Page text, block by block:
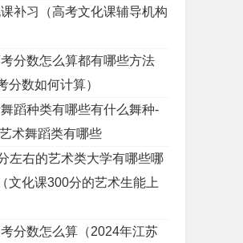
补习（高考文化课辅导机构
分数怎么算都有哪些方法
分数如何计算）
蹈种类有哪些有什么舞种-
术舞蹈类有哪些
左右的艺术类大学有哪些哪
文化课300分的艺术生能上
分数怎么算（2024年江苏